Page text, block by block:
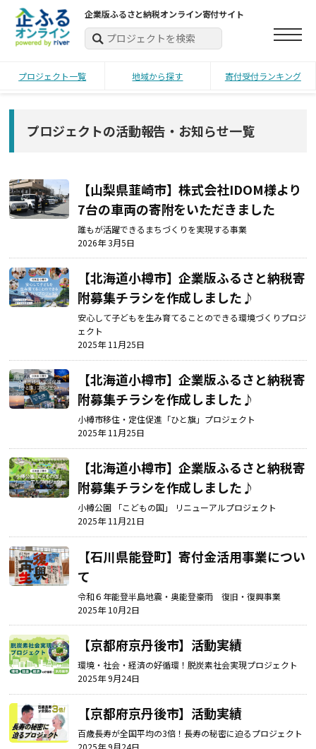
企業版ふるさと納税オンライン寄付サイト
プロジェクト一覧 地域から探す 寄付受付ランキング
プロジェクトの活動報告・お知らせ一覧
【山梨県韮崎市】株式会社IDOM様より
7台の車両の寄附をいただきました
誰もが活躍できるまちづくりを実現する事業
2026年 3月5日
【北海道小樽市】企業版ふるさと納税寄
附募集チラシを作成しました♪
安心して子どもを生み育てることのできる環境づくりプロジ
ェクト
2025年 11月25日
【北海道小樽市】企業版ふるさと納税寄
附募集チラシを作成しました♪
小樽市移住・定住促進「ひと旗」プロジェクト
2025年 11月25日
【北海道小樽市】企業版ふるさと納税寄
附募集チラシを作成しました♪
小樽公園 「こどもの国」 リニューアルプロジェクト
2025年 11月21日
【石川県能登町】寄付金活用事業につい
て
令和６年能登半島地震・奥能登豪雨 復旧・復興事業
2025年 10月2日
【京都府京丹後市】 活動実績
環境・社会・経済の好循環！脱炭素社会実現プロジェクト
2025年 9月24日
【京都府京丹後市】 活動実績
百歳長寿が全国平均の3倍！長寿の秘密に迫るプロジェクト